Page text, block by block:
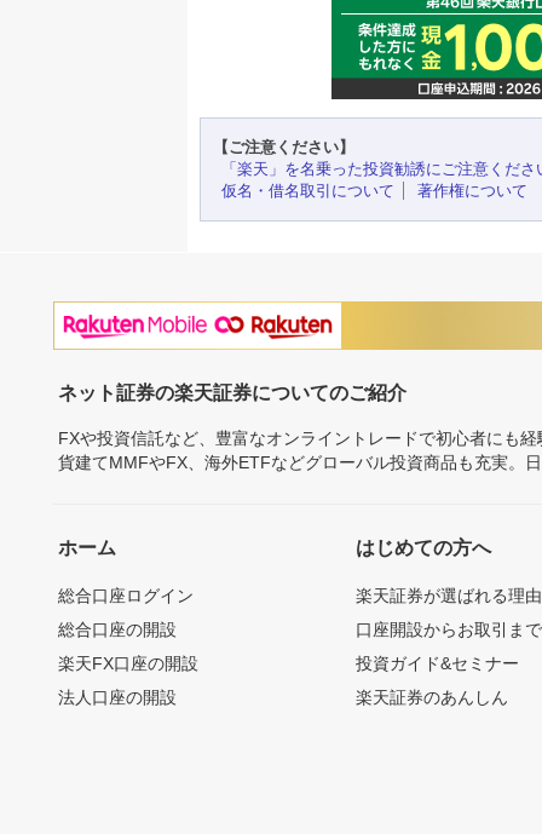
【ご注意ください】
「楽天」を名乗った投資勧誘にご注意くださ
仮名・借名取引について
著作権について
ネット証券の楽天証券についてのご紹介
FXや投資信託など、豊富なオンライントレードで初心者にも
貨建てMMFやFX、海外ETFなどグローバル投資商品も充実。
ホーム
総合口座ログイン
総合口座の開設
楽天FX口座の開設
法人口座の開設
はじめての方へ
楽天証券が選ばれる理由
口座開設からお取引ま
投資ガイド&セミナー
楽天証券のあんしん